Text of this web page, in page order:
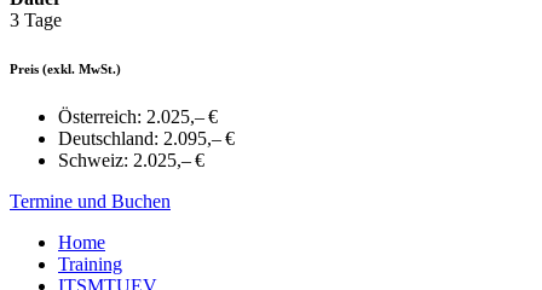
3 Tage
Preis (exkl. MwSt.)
Österreich: 2.025,– €
Deutschland: 2.095,– €
Schweiz: 2.025,– €
Termine und Buchen
Home
Training